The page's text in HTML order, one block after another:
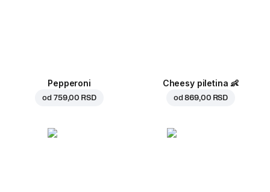
Pepperoni
od 759,00 RSD
Cheesy piletina 👶
od869,00 RSD